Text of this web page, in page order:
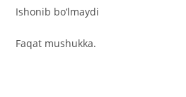
Ishonib bo‘lmaydi
Faqat mushukka.